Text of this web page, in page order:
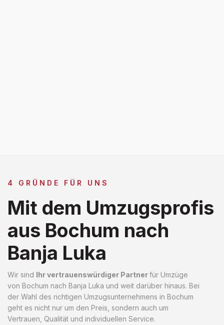
4 GRÜNDE FÜR UNS
Mit dem Umzugsprofis
aus Bochum nach
Banja Luka
Wir sind Ihr vertrauenswürdiger Partnerfür Umzüge
von Bochum nach Banja Luka und weit darüber hinaus. Bei
der Wahl des richtigen Umzugsunternehmens in Bochum
geht es nicht nur um den Preis, sondern auch um
Vertrauen, Qualität und individuellen Service.